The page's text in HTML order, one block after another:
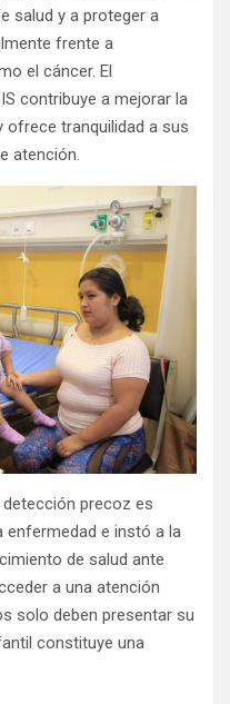
salud y a proteger a
frente a
el cáncer. El
contribuye a mejorar la
ofrece tranquilidad a sus
atención.
precoz es
e instó a la
de salud ante
a una atención
solo deben presentar su
constituye una